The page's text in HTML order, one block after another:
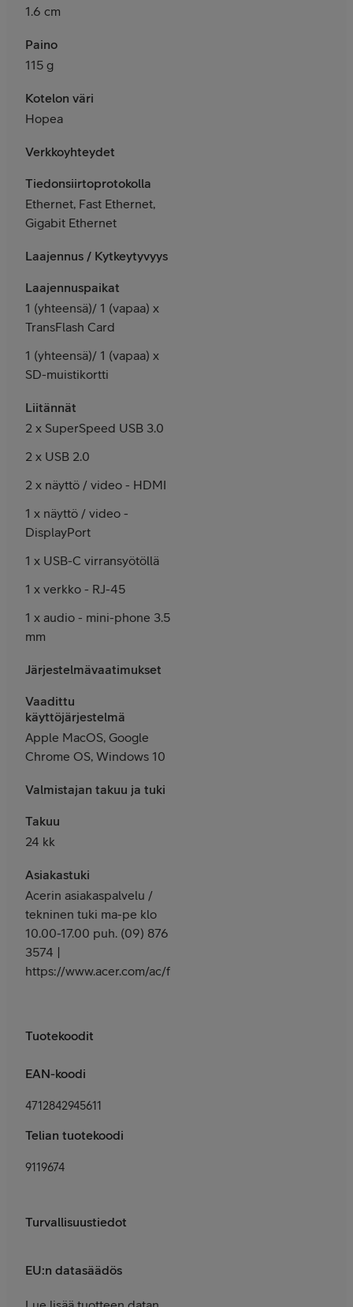
1.6 cm
Paino
115 g
Kotelon väri
Hopea
Verkkoyhteydet
Tiedonsiirtoprotokolla
Ethernet, Fast Ethernet,
Gigabit Ethernet
Laajennus / Kytkeytyvyys
Laajennuspaikat
1 (yhteensä)/ 1 (vapaa) x
TransFlash Card
1 (yhteensä)/ 1 (vapaa) x
SD-muistikortti
Liitännät
2 x SuperSpeed USB 3.0
2 x USB 2.0
2 x näyttö / video - HDMI
1 x näyttö / video -
DisplayPort
1 x USB-C virransyötöllä
1 x verkko - RJ-45
1 x audio - mini-phone 3.5
mm
Järjestelmävaatimukset
Vaadittu
käyttöjärjestelmä
Apple MacOS, Google
Chrome OS, Windows 10
Valmistajan takuu ja tuki
Takuu
24 kk
Asiakastuki
Acerin asiakaspalvelu /
tekninen tuki ma-pe klo
10.00-17.00 puh. (09) 876
3574 |
https://www.acer.com/ac/fi/FI/content/support
Tuotekoodit
EAN-koodi
4712842945611
Telian tuotekoodi
9119674
Turvallisuustiedot
EU:n datasäädös